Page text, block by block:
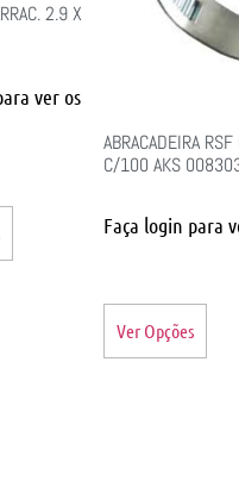
2.9 X
ver os
ABRACADEIRA
C/100 AKS
Faça login para
Ver Opções